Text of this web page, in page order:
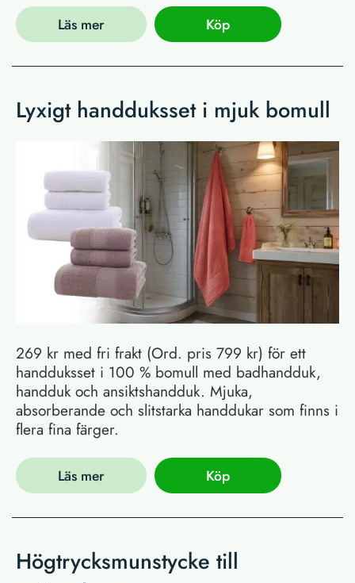
Läs mer Köp
Lyxigt handduksset i mjuk bomull
269 kr med fri frakt (Ord. pris 799 kr) för ett
handduksset i 100 % bomull med badhandduk,
handduk och ansiktshandduk. Mjuka,
absorberande och slitstarka handdukar som finns i
flera fina färger.
Läs mer Köp
Högtrycksmunstycke till